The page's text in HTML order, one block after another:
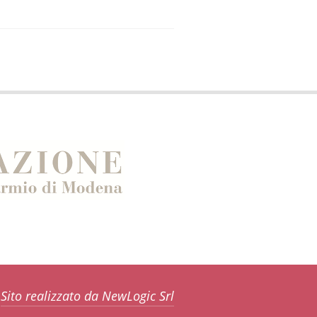
Sito realizzato da NewLogic Srl